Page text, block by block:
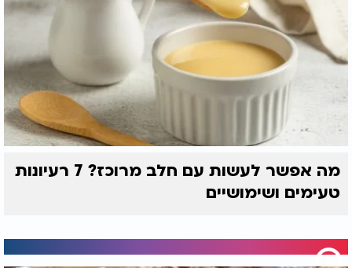
מה אפשר לעשות עם חלב מרוכז? 7 רעיונות
טעימים ושימושיים